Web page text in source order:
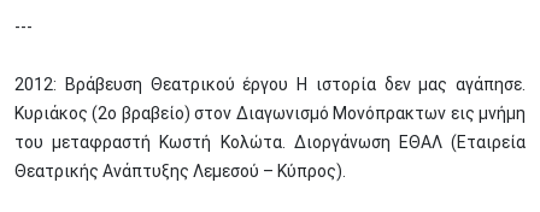
---
2012: Βράβευση Θεατρικού έργου Η ιστορία δεν μας αγάπησε.
Κυριάκος (2ο βραβείο) στον Διαγωνισμό Μονόπρακτων εις μνήμη
του μεταφραστή Κωστή Κολώτα. Διοργάνωση ΕΘΑΛ (Εταιρεία
Θεατρικής Ανάπτυξης Λεμεσού – Κύπρος).